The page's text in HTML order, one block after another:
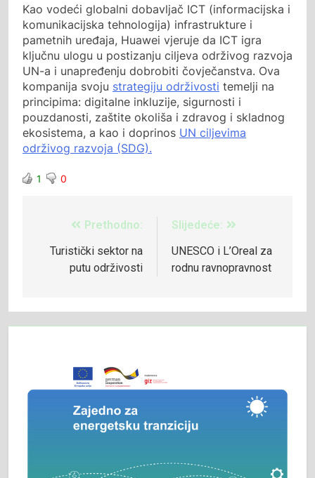
Kao vodeći globalni dobavljač ICT (informacijska i
komunikacijska tehnologija) infrastrukture i
pametnih uređaja, Huawei vjeruje da ICT igra
ključnu ulogu u postizanju ciljeva održivog razvoja
UN-a i unapređenju dobrobiti čovječanstva. Ova
kompanija svoju strategiju održivosti temelji na
principima: digitalne inkluzije, sigurnosti i
pouzdanosti, zaštite okoliša i zdravog i skladnog
ekosistema, a kao i doprinos UN ciljevima
održivog razvoja (SDG).
1 0
Prethodno:
Turistički sektor na
putu održivosti
Slijedeće:
UNESCO i L’Oreal za
rodnu ravnopravnost